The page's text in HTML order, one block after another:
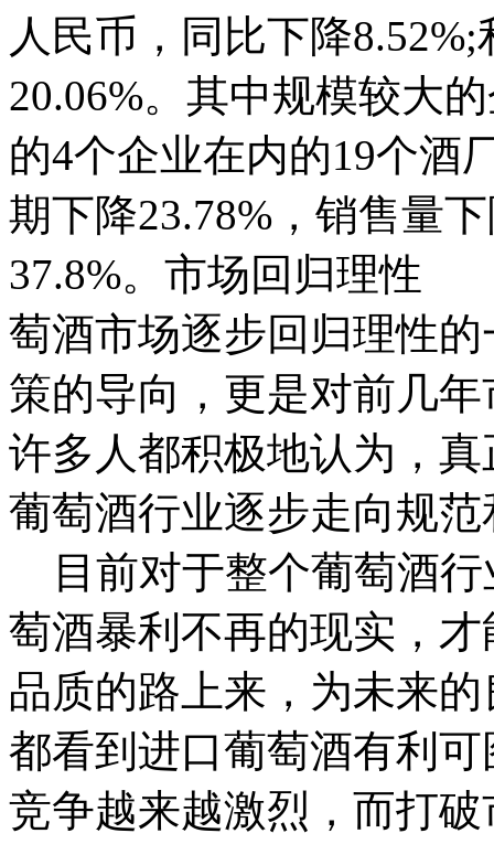
人民币，同比下降
20.06%。其中规模较大
的4个企业在内的19个酒
期下降23.78%，销售量
37.8%。市场回归理性
萄酒市场逐步回归理性
策的导向，更是对前几
许多人都积极地认为，
葡萄酒行业逐步走向规
目前对于整个葡萄酒行
萄酒暴利不再的现实，
品质的路上来，为未来
都看到进口葡萄酒有利
竞争越来越激烈，而打